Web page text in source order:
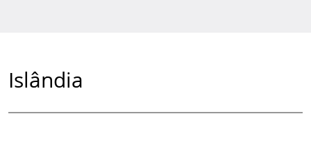
Islândia